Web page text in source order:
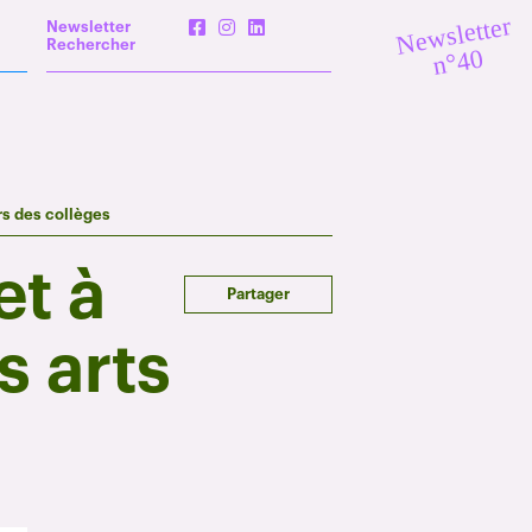
Newsletter
n°40
Newsletter
Rechercher
des collèges
Partager
à
arts